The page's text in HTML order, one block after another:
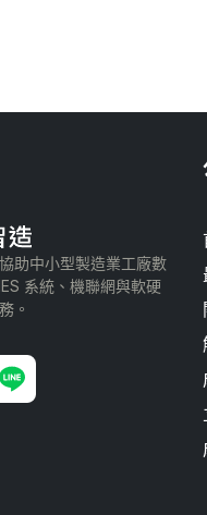
助中小型製造業工廠數
系統、機聯網與軟硬
。